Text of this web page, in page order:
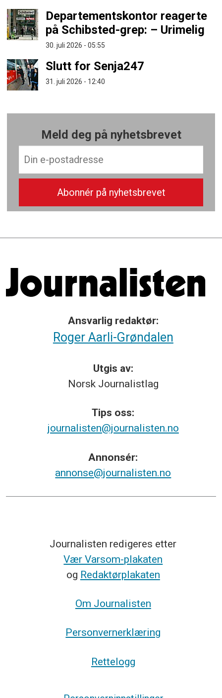
Departementskontor reagerte
på Schibsted-grep: – Urimelig
30. juli 2026 - 05:55
Slutt for Senja247
31. juli 2026 - 12:40
Meld deg på nyhetsbrevet
Ansvarlig redaktør:
Roger Aarli-Grøndalen
Utgis av:
Norsk Journalistlag
Tips oss:
journalisten@journalisten.no
Annonsér:
annonse@journalisten.no
Journalisten redigeres etter
Vær Varsom-plakaten
og Redaktørplakaten
Om Journalisten
Personvernerklæring
Rettelogg